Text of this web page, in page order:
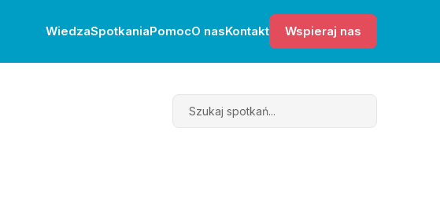
WiedzaSpotkaniaPomocO nasKontakt Wspieraj nas
Search